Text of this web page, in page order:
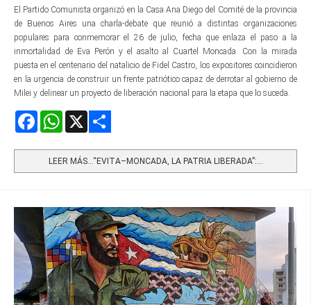
El Partido Comunista organizó en la Casa Ana Diego del Comité de la provincia
de Buenos Aires una charla-debate que reunió a distintas organizaciones
populares para conmemorar el 26 de julio, fecha que enlaza el paso a la
inmortalidad de Eva Perón y el asalto al Cuartel Moncada. Con la mirada
puesta en el centenario del natalicio de Fidel Castro, los expositores coincidieron
en la urgencia de construir un frente patriótico capaz de derrotar al gobierno de
Milei y delinear un proyecto de liberación nacional para la etapa que lo suceda.
FacebookWhatsApp
LEER MÁS…“EVITA–MONCADA, LA PATRIA LIBERADA”:...